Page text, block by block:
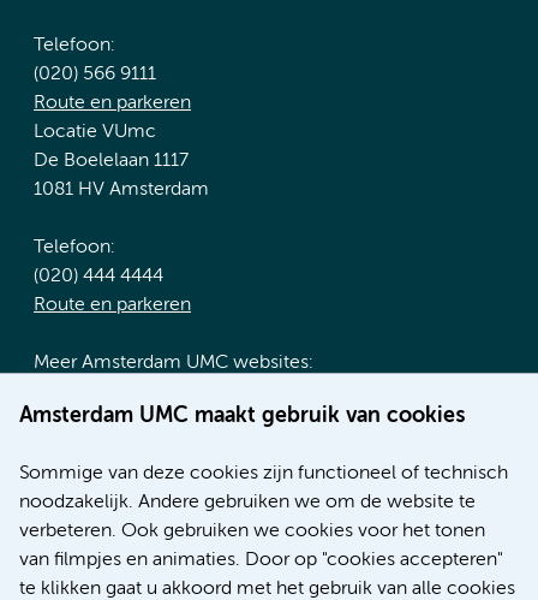
Amsterdam UMC maakt gebruik van cookies
Sommige van deze cookies zijn functioneel of technisch
noodzakelijk. Andere gebruiken we om de website te
verbeteren. Ook gebruiken we cookies voor het tonen
van filmpjes en animaties. Door op "cookies accepteren"
te klikken gaat u akkoord met het gebruik van alle cookies
Telefoon:
(020) 566 9111
Route en parkeren
Locatie VUmc
De Boelelaan 1117
1081 HV Amsterdam
Telefoon:
(020) 444 4444
Route en parkeren
Meer Amsterdam UMC websites:
Werken bij Amsterdam UMC
Nieuws
Research
Educatie locatie AMC
Educatie locatie VUmc